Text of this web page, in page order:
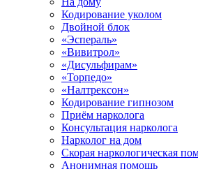
Кодирование уколом
Двойной блок
«Эспераль»
«Вивитрол»
«Дисульфирам»
«Торпедо»
«Налтрексон»
Кодирование гипнозом
Приём нарколога
Консультация нарколога
Нарколог на дом
Скорая наркологическая
Анонимная помощь